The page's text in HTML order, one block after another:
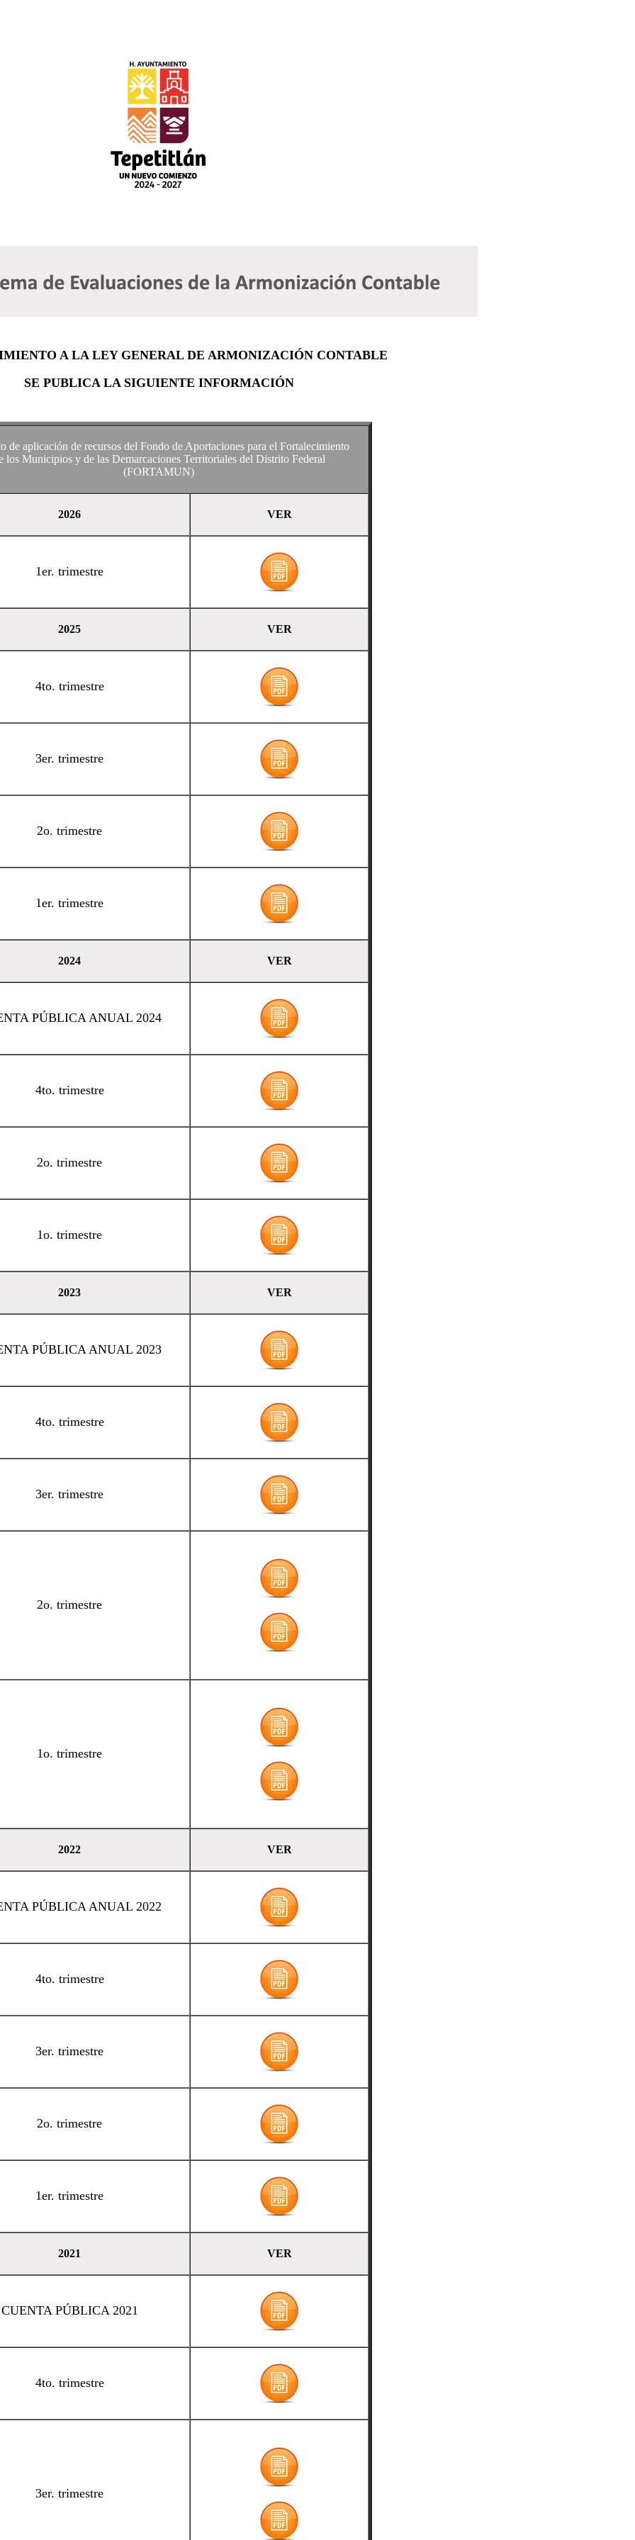
A LA LEY GENERAL DE ARMONIZACIÓN CONTABLE
SE PUBLICA LA SIGUIENTE INFORMACIÓN
de aplicación de recursos del Fondo de Aportaciones para el Fortalecimiento
los Municipios y de las Demarcaciones Territoriales del Distrito Federal
(FORTAMUN)
2026 VER
1er. trimestre
2025 VER
4to. trimestre
3er. trimestre
2o. trimestre
1er. trimestre
2024 VER
PÚBLICA ANUAL 2024
4to. trimestre
2o. trimestre
1o. trimestre
2023 VER
PÚBLICA ANUAL 2023
4to. trimestre
3er. trimestre
2o. trimestre
1o. trimestre
2022 VER
PÚBLICA ANUAL 2022
4to. trimestre
3er. trimestre
2o. trimestre
1er. trimestre
2021 VER
CUENTA PÚBLICA 2021
4to. trimestre
3er. trimestre